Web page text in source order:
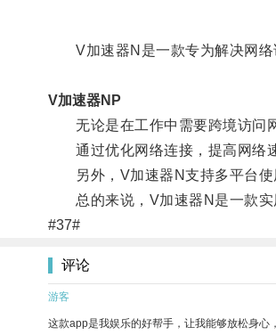
V加速器N是一款专为解决网络
V加速器NP
无论是在工作中需要跨境访问网
通过优化网络连接，提高网络速
另外，V加速器N支持多平台使
总的来说，V加速器N是一款实
#37#
评论
游客
这款app是我娱乐的好帮手，让我能够放松身心